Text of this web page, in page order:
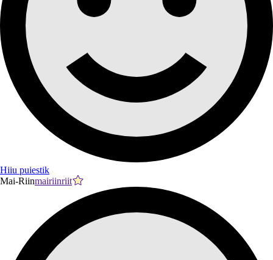
Hiiu puiestik
Mai-Riinmairiinriit